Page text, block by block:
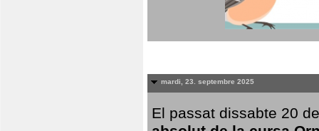
mardi, 23. septembre 2025
El passat dissabte 20